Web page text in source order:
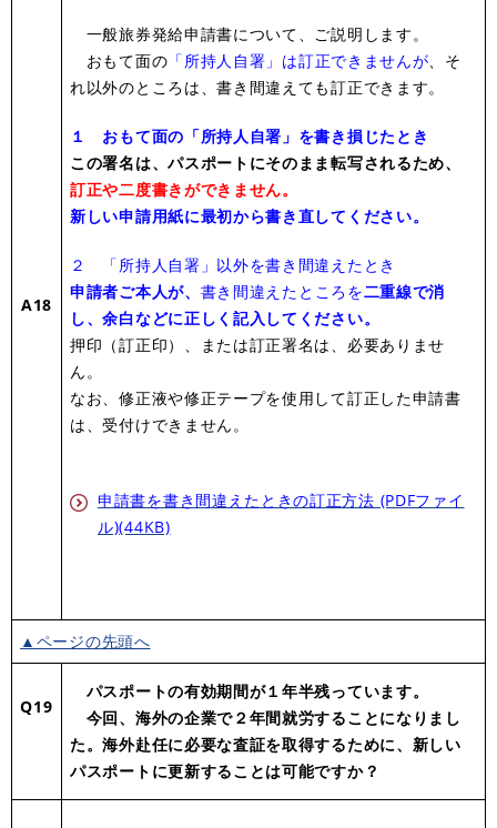
A18
一般旅券発給申請書について、ご説明します。
おもて面の 「所持人自署」は訂正できませんが 、そ
れ以外のところは、書き間違えても訂正できます。
１ おもて面の「所持人自署」を書き損じたとき
この署名は、パスポートにそのまま転写されるため、
訂正や二度書きができません。
新しい申請用紙に最初から書き直してください。
２ 「所持人自署」以外を書き間違えたとき
申請者ご本人が、 書き間違えたところを二重線で消
し、余白などに正しく記入してください。
押印（訂正印）、または訂正署名は、必要ありませ
ん。
なお、修正液や修正テープを使用して訂正した申請書
は、受付けできません。
申請書を書き間違えたときの訂正方法 (PDFファイ
ル)(44KB)
▲ページの先頭へ
Q19
パスポートの有効期間が１年半残っています。
今回、海外の企業で２年間就労することになりまし
た。海外赴任に必要な査証を取得するために、新しい
パスポートに更新することは可能ですか？